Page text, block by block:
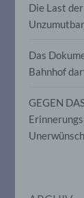
Die Last
Das
Bahnhof
GEGEN